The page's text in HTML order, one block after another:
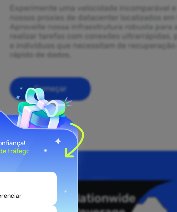
Experimente uma velocidade incomparável
nossos proxies de datacenter localizados em
Aproveite nossa infraestrutura robusta para
realizar tarefas com conexões ultrarrápidas,
e indivíduos que necessitam de recuperação
rápido de dados.
Começar
tráfego